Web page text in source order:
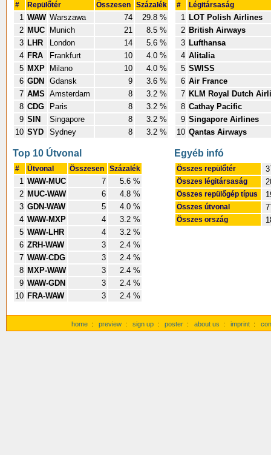
# Repülőtér Összesen Százalék
1 WAW Warszawa 74
29.8 %
2 MUC Munich 21
8.5 %
3 LHR London 14
5.6 %
4 FRA Frankfurt 10
4.0 %
5 MXP Milano 10
4.0 %
6 GDN Gdansk 9
3.6 %
7 AMS Amsterdam 8
3.2 %
8 CDG Paris 8
3.2 %
9 SIN Singapore 8
3.2 %
10 SYD Sydney 8 3.2 %
# Légitársaság
1 LOT Polish Airlines
2 British Airways
3 Lufthansa
4 Alitalia
5 SWISS
6 Air France
7 KLM Royal Dutch
8 Cathay Pacific
9 Singapore Airlines
10 Qantas Airways
Top 10 Útvonal
# Útvonal Összesen Százalék
1 WAW-MUC 7
5.6 %
2 MUC-WAW 6
4.8 %
3 GDN-WAW 5
4.0 %
4 WAW-MXP 4
3.2 %
5 WAW-LHR 4
3.2 %
6 ZRH-WAW 3
2.4 %
7 WAW-CDG 3
2.4 %
8 MXP-WAW 3
2.4 %
9 WAW-GDN 3
2.4 %
10 FRA-WAW 3 2.4 %
Egyéb infó
Összes repülőtér
Összes légitársaság
Összes repülőgép típus
Összes útvonal
Összes ország
home : preview : sign up : poster : about us : imprint :